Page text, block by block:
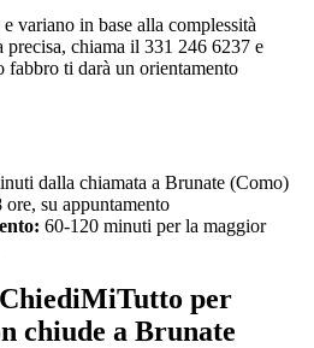
variano in base alla complessità
precisa, chiama il 331 246 6237 e
ti darà un orientamento
dalla chiamata a Brunate (Como)
ore, su appuntamento
60-120 minuti per la maggior
per
chiude a Brunate